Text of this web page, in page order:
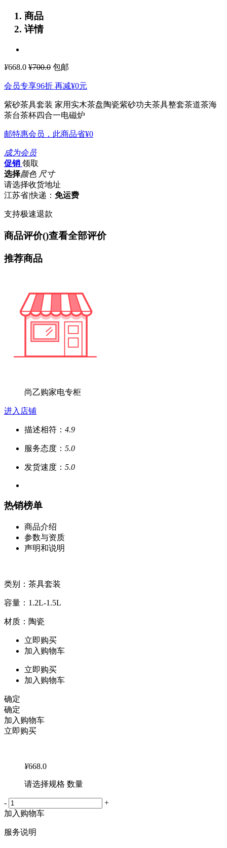
商品
详情
¥668.0 ¥700.0 包邮
会员专享96折 再减¥0元
紫砂茶具套装 家用实木茶盘陶瓷紫砂功夫茶具整套茶道茶海
茶台茶杯四合一电磁炉
邮特惠会员，此商品省¥0
成为会员
促销 领取
选择颜色 尺寸
请选择收货地址
江苏省|快递： 免运费
支持极速退款
商品评价()查看全部评价
推荐商品
尚乙购家电专柜
进入店铺
描述相符： 4.9
服务态度： 5.0
发货速度： 5.0
热销榜单
商品介绍
参数与资质
声明和说明
类别：茶具套装
容量：1.2L-1.5L
材质：陶瓷
立即购买
加入购物车
立即购买
加入购物车
确定
确定
加入购物车
立即购买
¥668.0
请选择规格 数量
-
+
加入购物车
服务说明